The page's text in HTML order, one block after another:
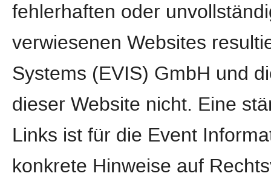
fehlerhaften oder
verwiesenen Websites
Systems (EVIS) GmbH und
dieser Website nicht. Eine
Links ist für die Event
konkrete Hinweise auf